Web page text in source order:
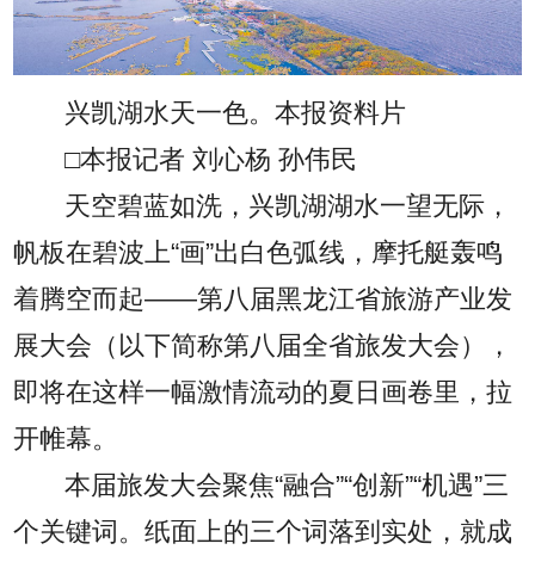
兴凯湖水天一色。本报资料片
□本报记者 刘心杨 孙伟民
天空碧蓝如洗，兴凯湖湖水一望无际，
帆板在碧波上“画”出白色弧线，摩托艇轰鸣
着腾空而起——第八届黑龙江省旅游产业发
展大会（以下简称第八届全省旅发大会），
即将在这样一幅激情流动的夏日画卷里，拉
开帷幕。
本届旅发大会聚焦“融合”“创新”“机遇”三
个关键词。纸面上的三个词落到实处，就成